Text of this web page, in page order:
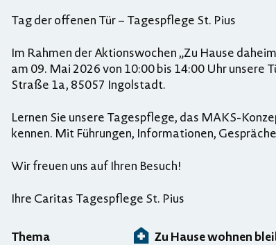
Tag der offenen Tür – Tagespflege St. Pius
Im Rahmen der Aktionswochen „Zu Hause
am 09. Mai 2026 von 10:00 bis 14:00 Uhr unsere
Straße 1a, 85057 Ingolstadt.
Lernen Sie unsere Tagespflege, das MAKS-
kennen. Mit Führungen, Informationen,
Wir freuen uns auf Ihren Besuch!
Ihre Caritas Tagespflege St. Pius
Thema
Zu Hause wohnen